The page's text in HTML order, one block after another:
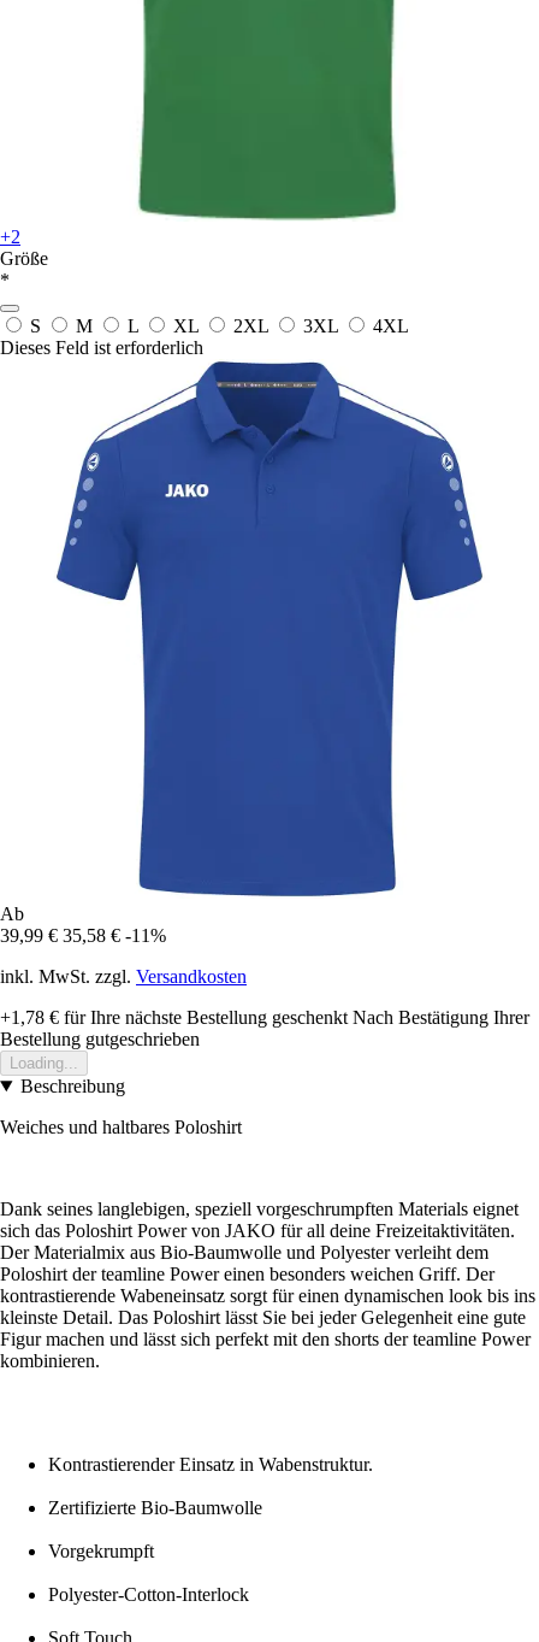
+2
Größe
*
S M L XL 2XL 3XL
4XL
Dieses Feld ist erforderlich
Ab
39,99 € 35,58 € -11%
inkl. MwSt. zzgl. Versandkosten
+1,78 € für Ihre nächste Bestellung geschenkt Nach Bestätigung Ihrer
Bestellung gutgeschrieben
Loading...
Beschreibung
Weiches und haltbares Poloshirt
Dank seines langlebigen, speziell vorgeschrumpften Materials eignet
sich das Poloshirt Power von JAKO für all deine Freizeitaktivitäten.
Der Materialmix aus Bio-Baumwolle und Polyester verleiht dem
Poloshirt der teamline Power einen besonders weichen Griff. Der
kontrastierende Wabeneinsatz sorgt für einen dynamischen look bis ins
kleinste Detail. Das Poloshirt lässt Sie bei jeder Gelegenheit eine gute
Figur machen und lässt sich perfekt mit den shorts der teamline Power
kombinieren.
Kontrastierender Einsatz in Wabenstruktur.
Zertifizierte Bio-Baumwolle
Vorgekrumpft
Polyester-Cotton-Interlock
Soft Touch